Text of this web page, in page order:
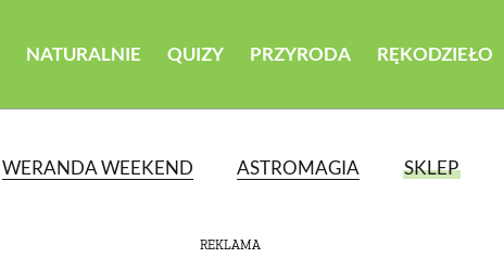
NATURALNIE QUIZY PRZYRODA RĘKODZIEŁO
WERANDA WEEKEND ASTROMAGIA SKLEP
REKLAMA